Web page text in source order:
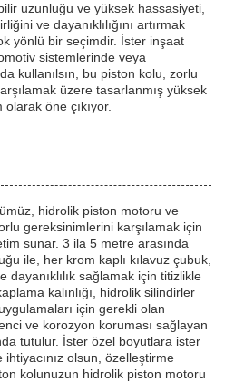
uzunluğu ve yüksek hassasiyeti,
ve dayanıklılığını artırmak
yönlü bir seçimdir. İster inşaat
sistemlerinde veya
kullanılsın, bu piston kolu, zorlu
üzere tasarlanmış yüksek
öne çıkıyor.
hidrolik piston motoru ve
gereksinimlerini karşılamak için
sunar. 3 ila 5 metre arasında
ile, her krom kaplı kılavuz çubuk,
sağlamak için titizlikle
kalınlığı, hidrolik silindirler
için gerekli olan
ve korozyon koruması sağlayan
tutulur. İster özel boyutlara ister
olsun, özelleştirme
kolunuzun hidrolik piston motoru